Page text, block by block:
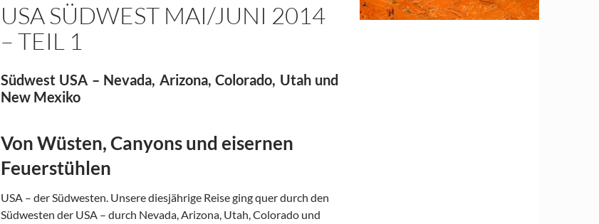
USA SÜDWEST MAI/JUNI 2014
– TEIL 1
Südwest USA – Nevada, Arizona, Colorado, Utah und
New Mexiko
Von Wüsten, Canyons und eisernen
Feuerstühlen
USA – der Südwesten. Unsere diesjährige Reise ging quer durch den
Südwesten der USA – durch Nevada, Arizona, Utah, Colorado und